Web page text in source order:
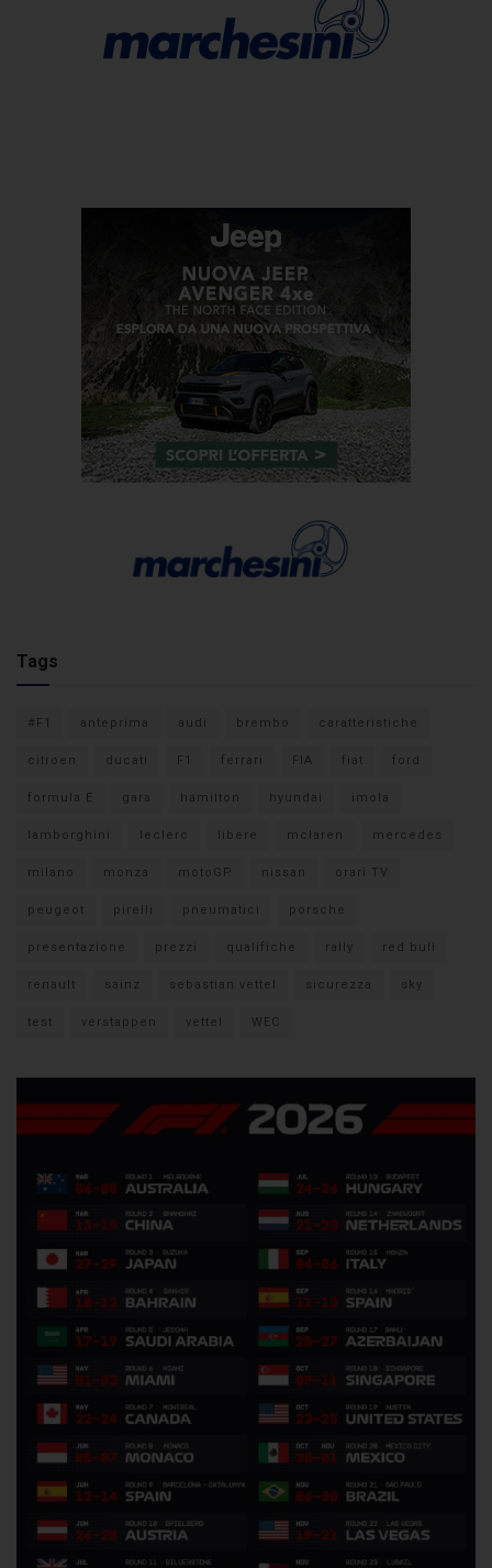
Tags
#F1 anteprima audi brembo caratteristiche
citroen ducati F1 ferrari FIA fiat ford
formula E gara hamilton hyundai imola
lamborghini leclerc libere mclaren mercedes
milano monza motoGP nissan orari TV
peugeot pirelli pneumatici porsche
presentazione prezzi qualifiche rally red bull
renault sainz sebastian vettel sicurezza sky
test verstappen vettel WEC